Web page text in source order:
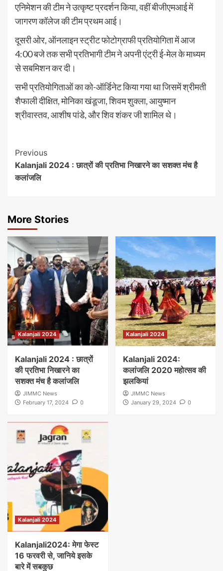
एनिमेशन की टीम ने उत्कृष्ट प्रदर्शन किया, वहीं बीजीएमआई में
जागरण कॉलेज की टीम प्रथम आई।
दूसरी ओर, ऑनलाइन स्ट्रीट फोटोग्राफी प्रतियोगिता में आज
4:00 बजे तक सभी प्रतिभागी टीम ने अपनी एंट्री ई-मेल के माध्यम
से सबमिशन कर दी।
सभी प्रतियोगिताओं का को-ऑर्डिनेट किया गया था जिसमें श्रीमती
शैफाली दीक्षित, मोनिका खंडूजा, शिवम शुक्ला, आयुष्मान
श्रीवास्तव, आशीष पांडे, और शिव शंकर जी शामिल थे।
Post
Navigation
Previous
Kalanjali 2024 : छात्रों की प्रतिभा निखारने का सशक्त मंच है
कलांजलि
More Stories
Kalanjali 2024
Kalanjali 2024 : छात्रों
की प्रतिभा निखारने का
सशक्त मंच है कलांजलि
JIMMC News
February 17, 2024
0
Kalanjali 2024
Kalanjali 2024:
कलांजलि 2020 महोत्सव की
झलकियां
JIMMC News
January 29, 2024
0
Kalanjali 2024
Kalanjali2024: मेगा फेस्ट
16 फरवरी से, जानिये इसके
बारे में सबकुछ